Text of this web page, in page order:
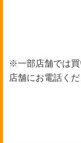
※一部店舗では買
店舗にお電話くだ